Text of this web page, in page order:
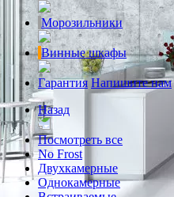
Морозильники
Винные шкафы
Гарантия Напишите нам
Назад
Посмотреть все
No Frost
Двухкамерные
Однокамерные